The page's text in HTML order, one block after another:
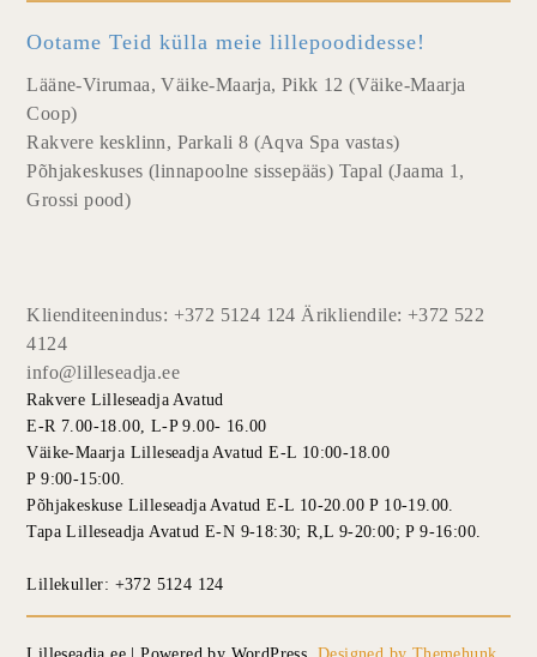
Ootame Teid külla meie lillepoodidesse!
Lääne-Virumaa, Väike-Maarja, Pikk 12 (Väike-Maarja
Coop)
Rakvere kesklinn, Parkali 8 (Aqva Spa vastas)
Põhjakeskuses (linnapoolne sissepääs) Tapal (Jaama 1,
Grossi pood)
Klienditeenindus: +372 5124 124 Ärikliendile: +372 522
4124
info@lilleseadja.ee
Rakvere Lilleseadja Avatud
E-R 7.00-18.00, L-P 9.00- 16.00
Väike-Maarja Lilleseadja Avatud E-L 10:00-18.00
P 9:00-15:00.
Põhjakeskuse Lilleseadja Avatud E-L 10-20.00 P 10-19.00.
Tapa Lilleseadja Avatud E-N 9-18:30; R,L 9-20:00; P 9-16:00.
Lillekuller: +372 5124 124